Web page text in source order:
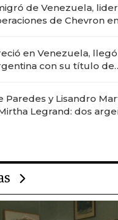
de Venezuela,
de Chevron
en Venezuela,
con su título de
marcas "fast premium"
Paredes y Lisandro
Legrand: dos